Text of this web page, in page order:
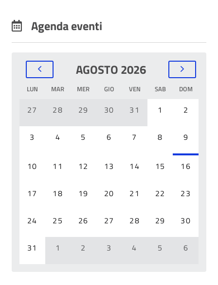
Agenda eventi
AGOSTO 2026
LUN MAR MER GIO VEN SAB DOM
27 28 29 30 31 1 2
3 4 5 6 7 8 9
10 11 12 13 14 15 16
17 18 19 20 21 22 23
24 25 26 27 28 29 30
31 1 2 3 4 5 6